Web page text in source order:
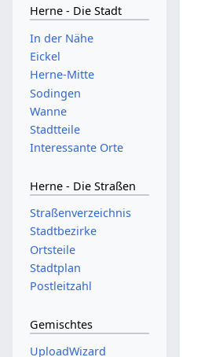
Herne - Die Stadt
In der Nähe
Eickel
Herne-Mitte
Sodingen
Wanne
Stadtteile
Interessante Orte
Herne - Die Straßen
Straßenverzeichnis
Stadtbezirke
Ortsteile
Stadtplan
Postleitzahl
Gemischtes
UploadWizard